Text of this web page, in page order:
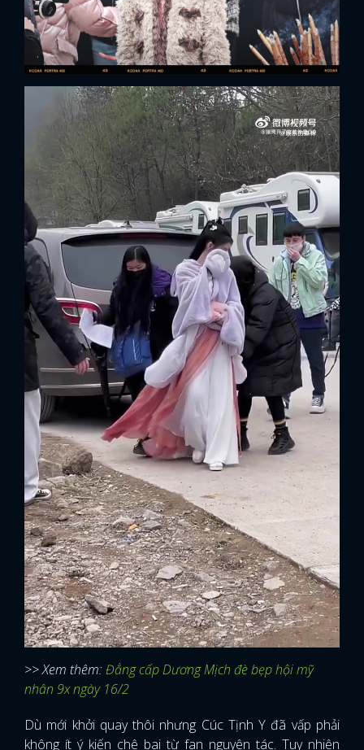
ĐĂNG NHẬP
>> Xem thêm:Đẳng cấp Dương Mịch đè bẹp hội mỹ
nhân 9x ngày 16/2
Dù mới khởi quay thôi nhưng Cúc Tịnh Y đã vấp phải
không ít ý kiến chê bai từ fan nguyên tác. Tuy nhiên